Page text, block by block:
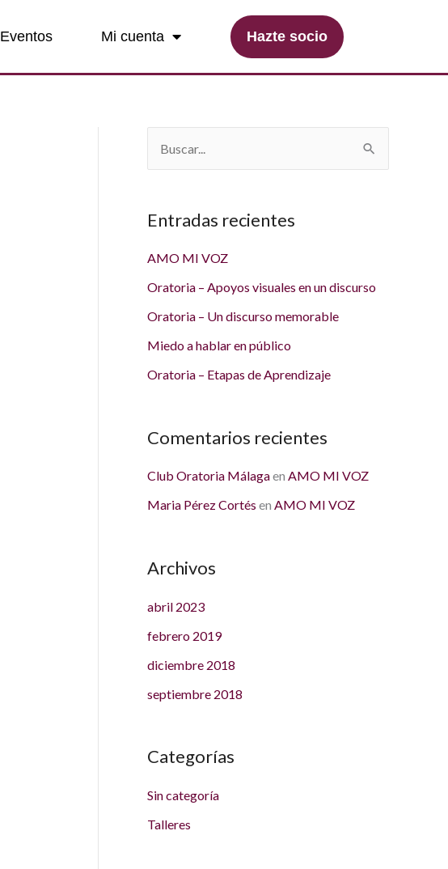
Eventos Mi cuenta Hazte socio
c
a
r
Entradas recientes
AMO MI VOZ
Oratoria – Apoyos visuales en un discurso
Oratoria – Un discurso memorable
Miedo a hablar en público
Oratoria – Etapas de Aprendizaje
Comentarios recientes
Club Oratoria Málagaen AMO MI VOZ
Maria Pérez Cortés en AMO MI VOZ
Archivos
abril 2023
febrero 2019
diciembre 2018
septiembre 2018
Categorías
Sin categoría
Talleres